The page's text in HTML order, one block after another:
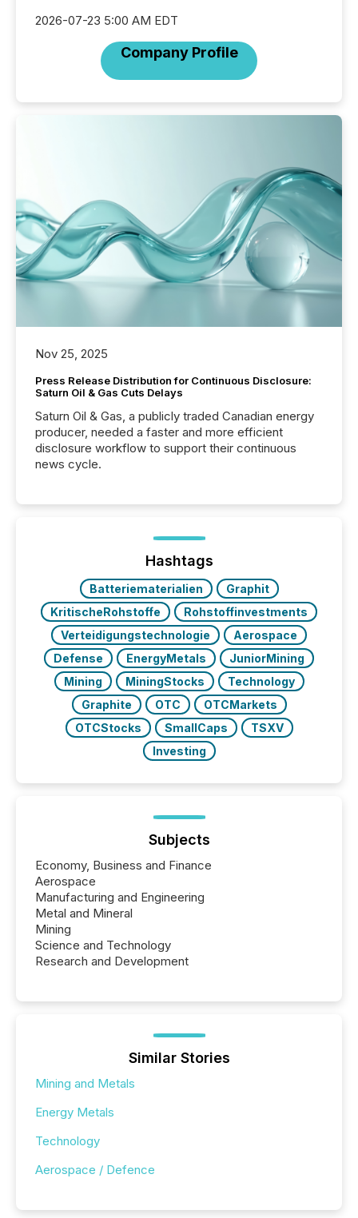
2026-07-23 5:00 AM EDT
Company Profile
Nov 25, 2025
Press Release Distribution for Continuous Disclosure:
Saturn Oil & Gas Cuts Delays
Saturn Oil & Gas, a publicly traded Canadian energy
producer, needed a faster and more efficient
disclosure workflow to support their continuous
news cycle.
Hashtags
Batteriematerialien
Graphit
KritischeRohstoffe
Rohstoffinvestments
Verteidigungstechnologie
Aerospace
Defense
EnergyMetals
JuniorMining
Mining
MiningStocks
Technology
Graphite
OTC
OTCMarkets
OTCStocks
SmallCaps
TSXV
Investing
Subjects
Economy, Business and Finance
Aerospace
Manufacturing and Engineering
Metal and Mineral
Mining
Science and Technology
Research and Development
Similar Stories
Mining and Metals
Energy Metals
Technology
Aerospace / Defence